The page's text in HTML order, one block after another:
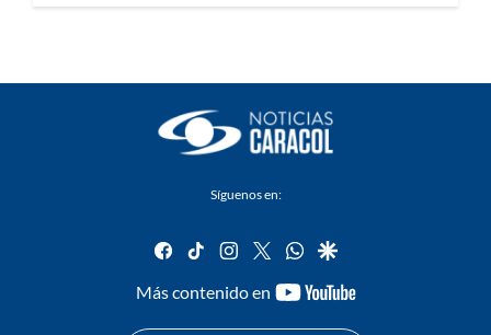
Síguenos en:
facebook
tiktok instagram
twitterwhatsapp
google
Más contenido en
youtube-